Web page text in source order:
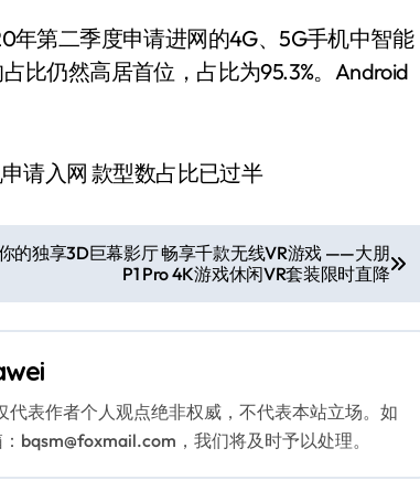
第二季度申请进网的4G、5G手机中智能
比仍然高居首位，占比为95.3%。Android
的独享3D巨幕影厅 畅享千款无线VR游戏 ——大朋
P1 Pro 4K游戏休闲VR套装限时直降
代表作者个人观点绝非权威，不代表本站立场。如
bqsm@foxmail.com，我们将及时予以处理。